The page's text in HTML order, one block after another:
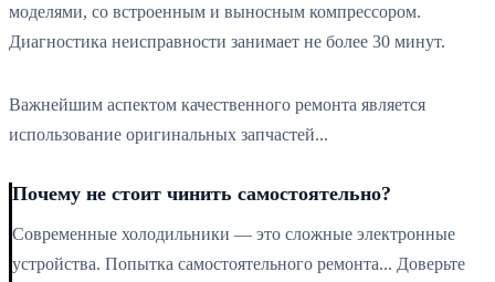
моделями, со встроенным и выносным компрессором.
Диагностика неисправности занимает не более 30 минут.
Важнейшим аспектом качественного ремонта является
использование оригинальных запчастей...
Почему не стоит чинить самостоятельно?
Современные холодильники — это сложные электронные
устройства. Попытка самостоятельного ремонта... Доверьте